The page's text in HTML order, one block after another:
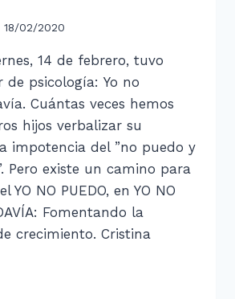
18/02/2020
14 de febrero, tuvo
psicología: Yo no
Cuántas veces hemos
hijos verbalizar su
impotencia del ”no puedo y
Pero existe un camino para
NO PUEDO, en YO NO
Fomentando la
crecimiento. Cristina